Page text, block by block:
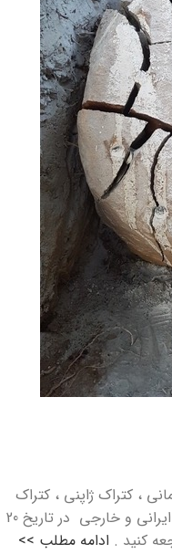
، کتراک ژاپنی ، کتراک
۳۰ دقیقه ای ، کتراک فوری و کتراک مایع ایرانی و خارجی در تاریخ 20
ادامه مطلب >>